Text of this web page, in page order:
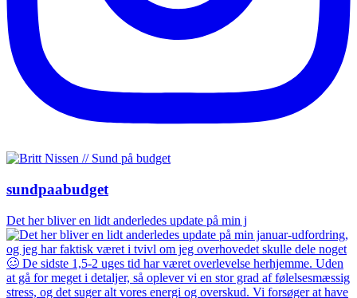
sundpaabudget
Det her bliver en lidt anderledes update på min j